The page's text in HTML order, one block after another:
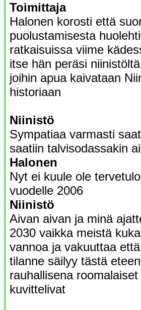
Toimittaja
Halonen korosti että
puolustamisesta
ratkaisuissa viime
itse hän peräsi
joihin apua kaivataan
historiaan
Niinistö
Sympatiaa varmasti
saatiin talvisodassakin
Halonen
Nyt ei kuule ole
vuodelle 2006
Niinistö
Aivan aivan ja minä
2030 vaikka meistä
vannoa ja vakuuttaa
tilanne säilyy tästä
rauhallisena
kuvittelivat